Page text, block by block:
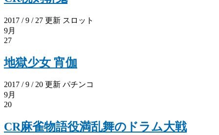
2017 / 9 / 27 更新 スロット
9月
27
地獄少女 宵伽
2017 / 9 / 20 更新 パチンコ
9月
20
CR麻雀物語役満乱舞のドラム大戦